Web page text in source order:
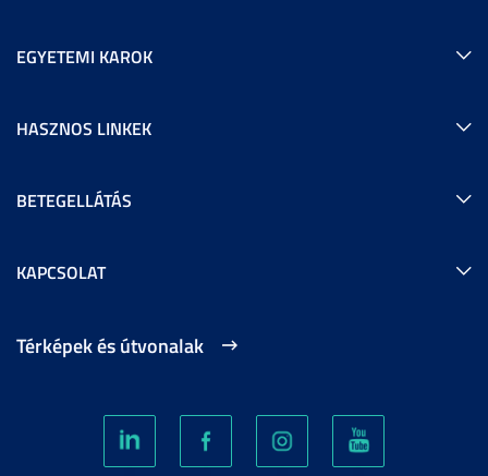
EGYETEMI KAROK
HASZNOS LINKEK
BETEGELLÁTÁS
KAPCSOLAT
Térképek és útvonalak